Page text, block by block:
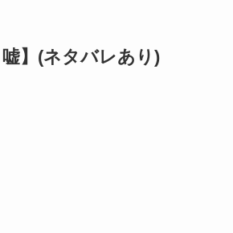
嘘】(ネタバレあり)